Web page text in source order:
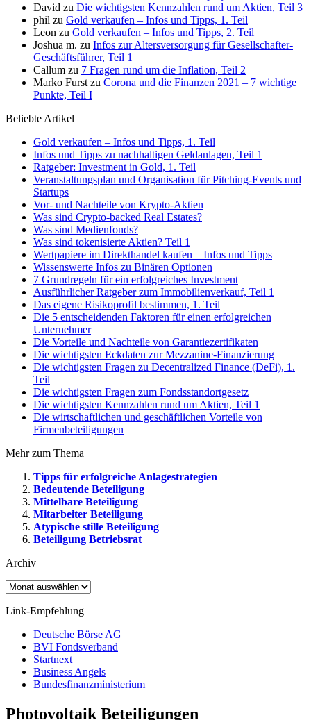
David zu Die wichtigsten Kennzahlen rund um Aktien, Teil 3
phil zu Gold verkaufen – Infos und Tipps, 1. Teil
Leon zu Gold verkaufen – Infos und Tipps, 2. Teil
Joshua m. zu Infos zur Altersversorgung für Gesellschafter-
Geschäftsführer, Teil 1
Callum zu 7 Fragen rund um die Inflation, Teil 2
Marko Furst zu Corona und die Finanzen 2021 – 7 wichtige
Punkte, Teil I
Beliebte Artikel
Gold verkaufen – Infos und Tipps, 1. Teil
Infos und Tipps zu nachhaltigen Geldanlagen, Teil 1
Ratgeber: Investment in Gold, 1. Teil
Veranstaltungsplan und Organisation für Pitching-Events und
Startups
Vor- und Nachteile von Krypto-Aktien
Was sind Crypto-backed Real Estates?
Was sind Medienfonds?
Was sind tokenisierte Aktien? Teil 1
Wertpapiere im Direkthandel kaufen – Infos und Tipps
Wissenswerte Infos zu Binären Optionen
7 Grundregeln für ein erfolgreiches Investment
Ausführlicher Ratgeber zum Immobilienverkauf, Teil 1
Das eigene Risikoprofil bestimmen, 1. Teil
Die 5 entscheidenden Faktoren für einen erfolgreichen
Unternehmer
Die Vorteile und Nachteile von Garantiezertifikaten
Die wichtigsten Eckdaten zur Mezzanine-Finanzierung
Die wichtigsten Fragen zu Decentralized Finance (DeFi), 1.
Teil
Die wichtigsten Fragen zum Fondsstandortgesetz
Die wichtigsten Kennzahlen rund um Aktien, Teil 1
Die wirtschaftlichen und geschäftlichen Vorteile von
Firmenbeteiligungen
Mehr zum Thema
Tipps für erfolgreiche Anlagestrategien
Bedeutende Beteiligung
Mittelbare Beteiligung
Mitarbeiter Beteiligung
Atypische stille Beteiligung
Beteiligung Betriebsrat
Archiv
Archiv
Link-Empfehlung
Deutsche Börse AG
BVI Fondsverband
Startnext
Business Angels
Bundesfinanzministerium
Photovoltaik Beteiligungen